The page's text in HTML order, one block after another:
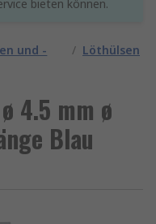
bieten können.
und -
/ Löthülsen
4.5 mm ø
Blau